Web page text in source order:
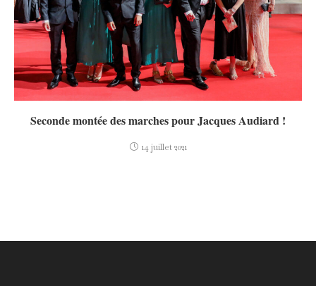
Seconde montée des marches pour Jacques Audiard !
14 juillet 2021